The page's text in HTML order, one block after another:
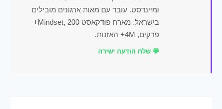
ומיינדסט. עובד עם מאות ארגונים מובילים
בישראל. מארח פודקאסט Mindset, 200+
פרקים, 4M+ האזנות.
💬 שלח הודעה ישירה